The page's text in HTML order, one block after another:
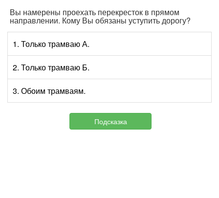
Вы намерены проехать перекресток в прямом
направлении. Кому Вы обязаны уступить дорогу?
1. Только трамваю А.
2. Только трамваю Б.
3. Обоим трамваям.
Подсказка